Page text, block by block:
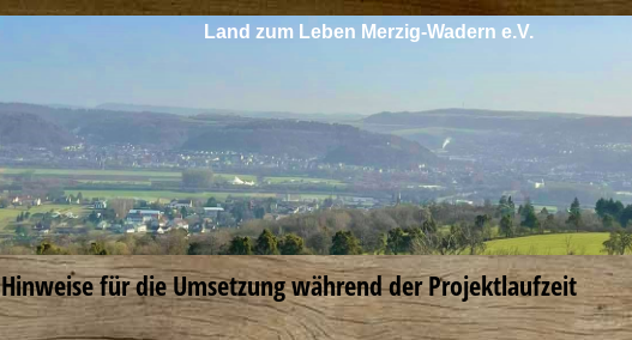
Land zum Leben Merzig-Wadern e.V.
Hinweise für die Umsetzung während der Projektlaufzeit